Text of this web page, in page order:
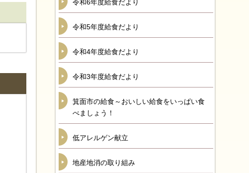
令和6年度給食だより
令和5年度給食だより
令和4年度給食だより
令和3年度給食だより
箕面市の給食～おいしい給食をいっぱい食
べましょう！
低アレルゲン献立
地産地消の取り組み